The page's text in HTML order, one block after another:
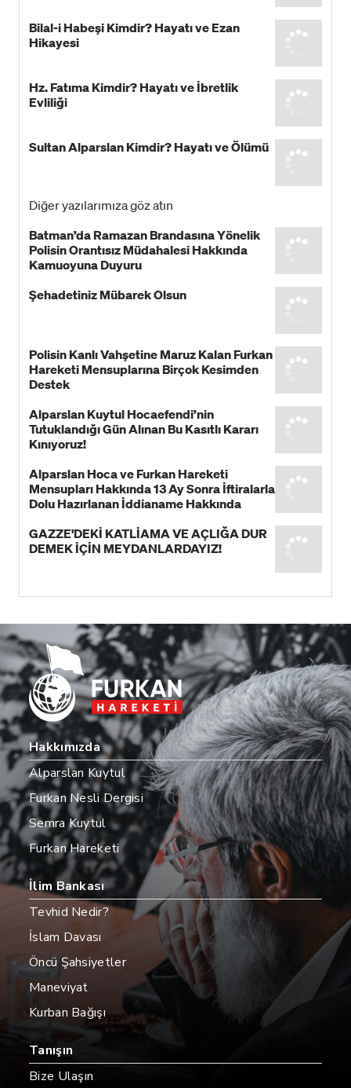
Bilal-i Habeşi Kimdir? Hayatı ve Ezan
Hikayesi
Hz. Fatıma Kimdir? Hayatı ve İbretlik
Evliliği
Sultan Alparslan Kimdir? Hayatı ve Ölümü
Diğer yazılarımıza göz atın
Batman’da Ramazan Brandasına Yönelik
Polisin Orantısız Müdahalesi Hakkında
Kamuoyuna Duyuru
Şehadetiniz Mübarek Olsun
Polisin Kanlı Vahşetine Maruz Kalan Furkan
Hareketi Mensuplarına Birçok Kesimden
Destek
Alparslan Kuytul Hocaefendi’nin
Tutuklandığı Gün Alınan Bu Kasıtlı Kararı
Kınıyoruz!
Alparslan Hoca ve Furkan Hareketi
Mensupları Hakkında 13 Ay Sonra İftiralarla
Dolu Hazırlanan İddianame Hakkında
GAZZE'DEKİ KATLİAMA VE AÇLIĞA DUR
DEMEK İÇİN MEYDANLARDAYIZ!
Hakkımızda
Alparslan Kuytul
Furkan Nesli Dergisi
Semra Kuytul
Furkan Hareketi
İlim Bankası
Tevhid Nedir?
İslam Davası
Öncü Şahsiyetler
Maneviyat
Kurban Bağışı
Tanışın
Bize Ulaşın